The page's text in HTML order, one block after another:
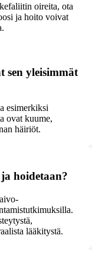
oireita, ota
ja hoito voivat
yleisimmät
esimerkiksi
ovat kuume,
häiriöt.
hoidetaan?
lääkitystä.